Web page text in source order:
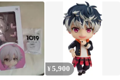
¥5,900